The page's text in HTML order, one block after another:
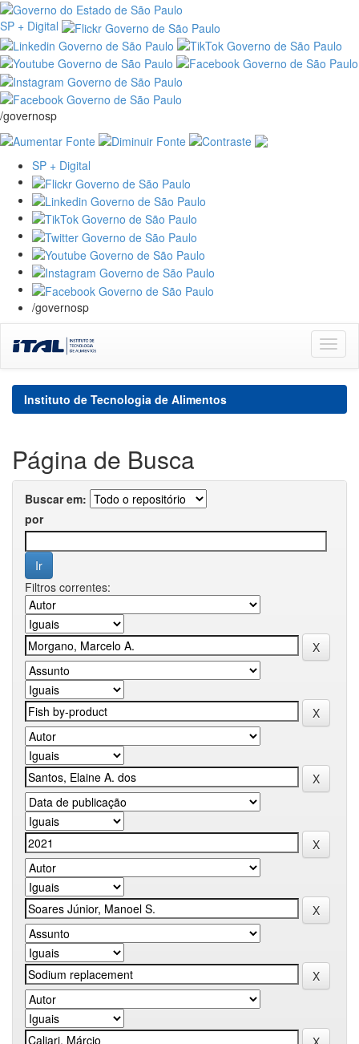
SP + Digital
/governosp
SP + Digital
/governosp
navigation
Instituto de Tecnologia de Alimentos
Página de Busca
Buscar em:
por
Filtros correntes: